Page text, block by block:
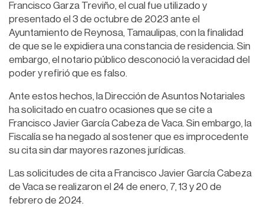
Francisco Garza Treviño, el cual fue utilizado y
presentado el 3 de octubre de 2023 ante el
Ayuntamiento de Reynosa, Tamaulipas, con la finalidad
de que se le expidiera una constancia de residencia. Sin
embargo, el notario público desconoció la veracidad del
poder y refirió que es falso.
Ante estos hechos, la Dirección de Asuntos Notariales
ha solicitado en cuatro ocasiones que se cite a
Francisco Javier García Cabeza de Vaca. Sin embargo, la
Fiscalía se ha negado al sostener que es improcedente
su cita sin dar mayores razones jurídicas.
Las solicitudes de cita a Francisco Javier García Cabeza
de Vaca se realizaron el 24 de enero, 7, 13 y 20 de
febrero de 2024.